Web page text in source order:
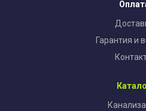
Гарантия и